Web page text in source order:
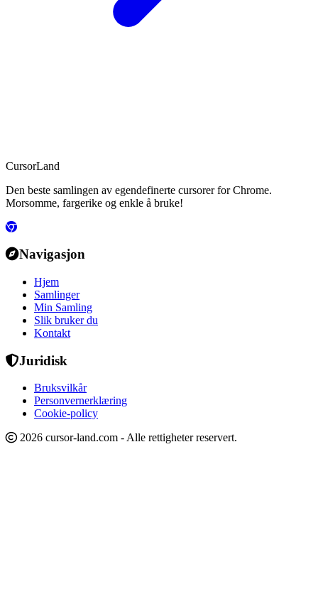
CursorLand
Den beste samlingen av egendefinerte cursorer for Chrome.
Morsomme, fargerike og enkle å bruke!
Navigasjon
Hjem
Samlinger
Min Samling
Slik bruker du
Kontakt
Juridisk
Bruksvilkår
Personvernerklæring
Cookie-policy
2026 cursor-land.com - Alle rettigheter reservert.